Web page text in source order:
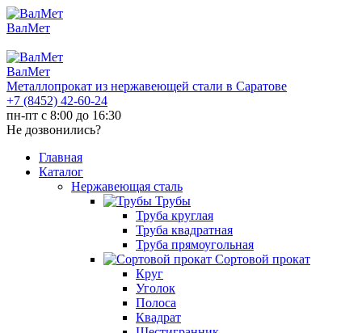
ВалМет
ВалМет
Металлопрокат из нержавеющей стали в Саратове
+7 (8452) 42-60-24
пн-пт с 8:00 до 16:30
Не дозвонились?
Главная
Каталог
Нержавеющая сталь
Трубы
Труба круглая
Труба квадратная
Труба прямоугольная
Сортовой прокат
Круг
Уголок
Полоса
Квадрат